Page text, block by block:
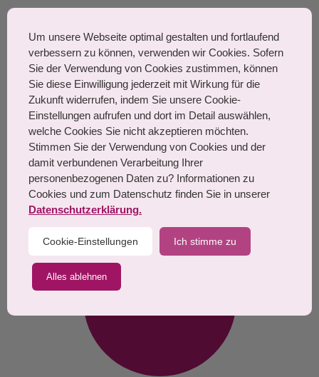
63225 Langen
TEL: 06103 21 035
MO, DI, FR: 9 - 12 Uhr / 13 - 18
Uhr
MI: 8 - 12 Uhr / 13 - 17 Uhr
DO: 9 - 12 Uhr / 13 - 18 Uhr
Samstags: nach Vereinbarung
Um unsere Webseite optimal gestalten und fortlaufend
verbessern zu können, verwenden wir Cookies. Sofern
Sie der Verwendung von Cookies zustimmen, können
Sie diese Einwilligung jederzeit mit Wirkung für die
Zukunft widerrufen, indem Sie unsere Cookie-
Einstellungen aufrufen und dort im Detail auswählen,
welche Cookies Sie nicht akzeptieren möchten.
Stimmen Sie der Verwendung von Cookies und der
damit verbundenen Verarbeitung Ihrer
personenbezogenen Daten zu? Informationen zu
Cookies und zum Datenschutz finden Sie in unserer
Datenschutzerklärung.
Cookie-Einstellungen Ich stimme zu
Alles ablehnen